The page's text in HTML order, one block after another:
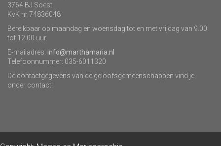
3764 BJ Soest
KvK nr 74836048
Bereikbaar op maandag en woensdag tot en met vrijdag van 9.00
tot 12.00 uur.
E-mailadres: info@marthamaria.nl
Telefoonnummer: 035-6011320
De contactgegevens van de geloofsgemeenschappen vind je
onder contact!